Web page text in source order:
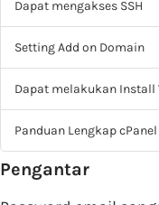
Dapat mengakses SSH
Setting Add on Domain
Dapat melakukan Install
Panduan Lengkap cPanel
Pengantar